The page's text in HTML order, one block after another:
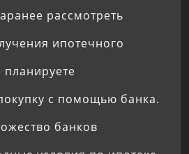
рассмотреть
ипотечного
планируете
с помощью банка.
банков